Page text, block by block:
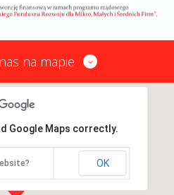
na mapie
Google Maps correctly.
OK